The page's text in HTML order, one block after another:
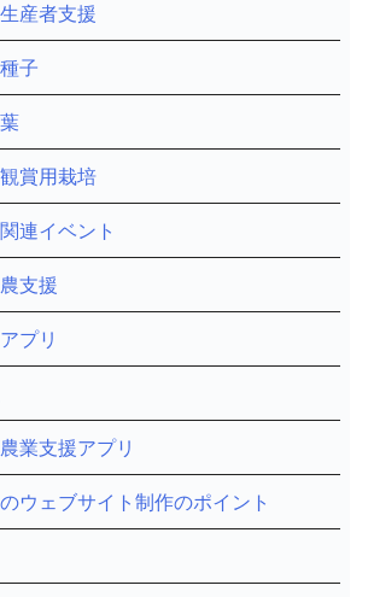
産者支援
子
賞用栽培
連イベント
支援
プリ
業支援アプリ
ウェブサイト制作のポイント